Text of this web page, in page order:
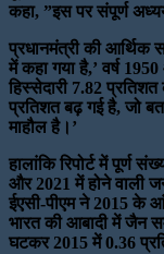
कहा, ”इस पर संपूर्ण
प्रधानमंत्री की आर्थिक
में कहा गया है,’ वर्ष
हिस्सेदारी 7.82
प्रतिशत बढ़ गई है, जो
माहौल है।’
हालांकि रिपोर्ट में पूर्ण
और 2021 में होने वाली
ईएसी-पीएम ने 2015 के
भारत की आबादी में जैन
घटकर 2015 में 0.36